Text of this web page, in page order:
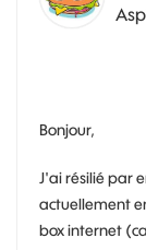
Bonjour,
J'ai résilié par
actuellement
box internet